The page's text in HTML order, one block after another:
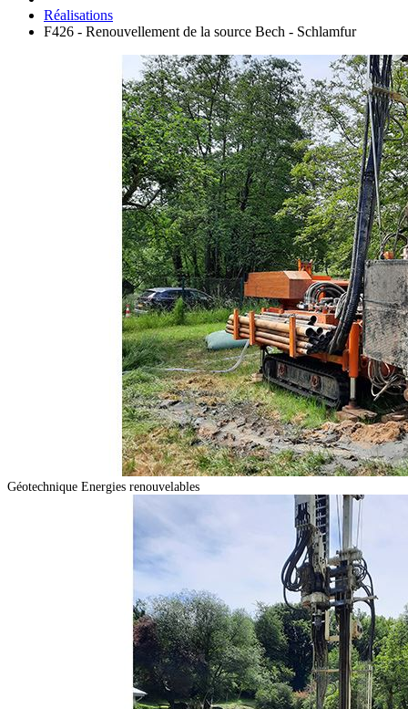
Réalisations
F426 - Renouvellement de la source Bech - Schlamfur
Géotechnique Energies renouvelables